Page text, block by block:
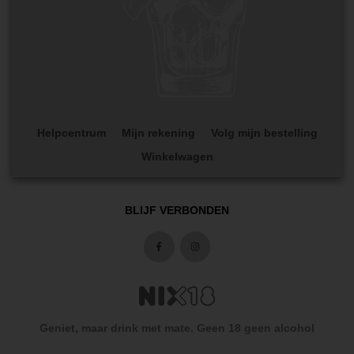
Helpcentrum Mijn rekening
Volg mijn bestelling
Winkelwagen
BLIJF VERBONDEN
Geniet, maar drink met mate. Geen 18 geen alcohol